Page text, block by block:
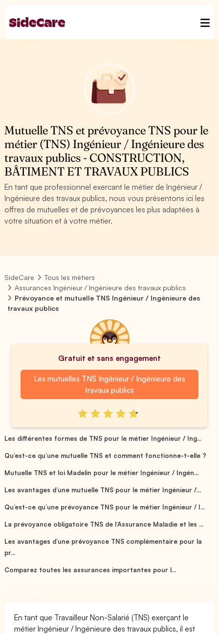
Mutuelle TNS et prévoyance TNS pour le
métier (TNS) Ingénieur / Ingénieure des
travaux publics - CONSTRUCTION,
BÂTIMENT ET TRAVAUX PUBLICS
En tant que professionnel exercant le métier de Ingénieur /
Ingénieure des travaux publics, nous vous présentons ici les
offres de mutuelles et de prévoyances les plus adaptées à
votre situation et à votre métier.
SideCare
Tous les métiers
Assurances Ingénieur / Ingénieure des travaux publics
Prévoyance et mutuelle TNS Ingénieur / Ingénieure des
travaux publics
Gratuit et sans engagement
Les mutuelles TNS Ingénieur / Ingénieure des
travaux publics
Les différentes formes de TNS pour le métier Ingénieur / Ing...
Qu’est-ce qu’une mutuelle TNS et comment fonctionne-t-elle ?
Mutuelle TNS et loi Madelin pour le métier Ingénieur / Ingén...
Les avantages d’une mutuelle TNS pour le métier Ingénieur /...
Qu’est-ce qu’une prévoyance TNS pour le métier Ingénieur / I...
La prévoyance obligatoire TNS de l’Assurance Maladie et les ...
Les avantages d’une prévoyance TNS complémentaire pour la
pr...
Comparez toutes les assurances importantes pour l...
En tant que Travailleur Non-Salarié (TNS) exerçant le
métier Ingénieur / Ingénieure des travaux publics, il est